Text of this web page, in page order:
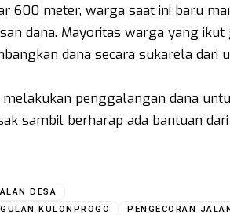
600 meter, warga saat ini baru
dana. Mayoritas warga yang
dana secara sukarela dari
penggalangan dana
sambil berharap ada bantuan
DESA
KULONPROGO
PENGECORAN